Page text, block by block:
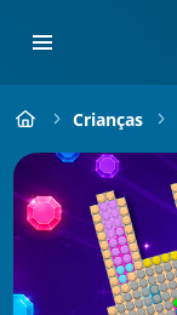
Crianças